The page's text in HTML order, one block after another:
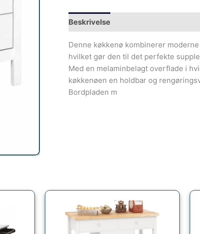
Beskrivelse
Denne køkkenø kombinerer
hvilket gør den til det perfekte
Med en melaminbelagt overflade i
køkkenøen en holdbar og
Bordpladen m